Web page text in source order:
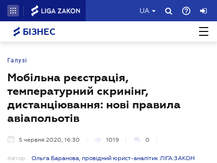
UA
БІЗНЕС
Галузі
Мобільна реєстрація,
температурний скринінг,
дистанціювання: нові правила
авіапольотів
5 червня 2020, 16:30 1019 0
Автор:
Ольга Баранова, провідний юрист-аналітик ЛІГА:ЗАКОН